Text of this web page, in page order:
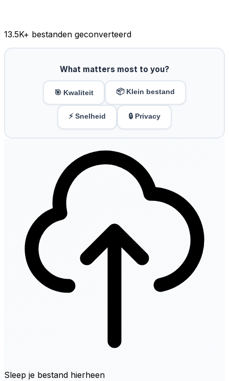
13.5K+ bestanden geconverteerd
What matters most to you?
🎯 Kwaliteit 📦 Klein bestand
⚡ Snelheid 🔒 Privacy
Sleep je bestand hierheen